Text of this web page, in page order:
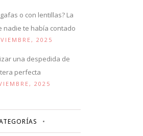
o con lentillas? La
nadie te había contado
2025
una despedida de
perfecta
2025